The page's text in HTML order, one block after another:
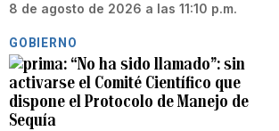
8 de agosto de 2026 a las 11:10 p.m.
GOBIERNO
“No ha sido llamado”: sin
activarse el Comité Científico que
dispone el Protocolo de Manejo de
Sequía